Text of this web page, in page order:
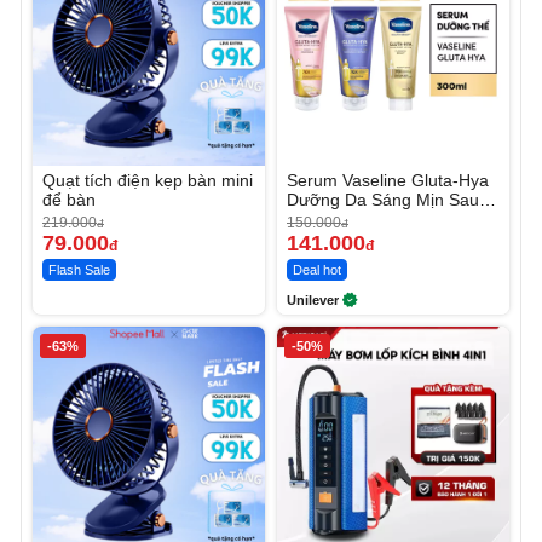
Quạt tích điện kẹp bàn mini
để bàn
219.000đ
79.000đ
Flash Sale
Serum Vaseline Gluta-Hya
Dưỡng Da Sáng Mịn Sau 7
Ngày
150.000đ
141.000đ
Deal hot
Unilever
-63% -50%